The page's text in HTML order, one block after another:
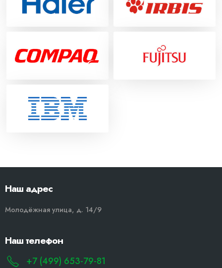
Наш адрес
Молодёжная улица, д. 14/9
Наш телефон
+7 (499) 653-79-81